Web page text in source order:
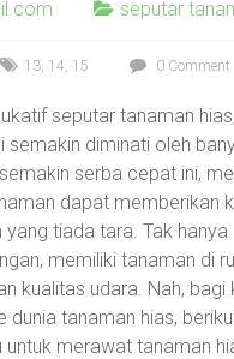
seputar
13, 14, 15 0 Comment
seputar tanaman
semakin diminati oleh
serba cepat ini,
dapat memberikan
tiada tara. Tak hanya
memiliki tanaman di
kualitas udara. Nah, bagi
dunia tanaman hias,
merawat tanaman